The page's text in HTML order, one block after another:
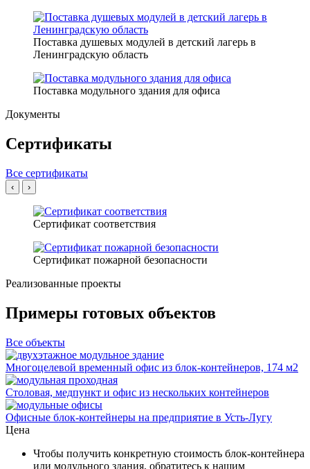
Поставка душевых модулей в детский лагерь в
Ленинградскую область
Поставка модульного здания для офиса
Документы
Сертификаты
Все сертификаты
‹ ›
Сертификат соответствия
Сертификат пожарной безопасности
Реализованные проекты
Примеры готовых объектов
Все объекты
Многоцелевой временный офис из блок-контейнеров, 174 м2
Столовая, медпункт и офис из нескольких контейнеров
Офисные блок-контейнеры на предприятие в Усть-Лугу
Цена
Чтобы получить конкретную стоимость блок-контейнера
или модульного здания, обратитесь к нашим